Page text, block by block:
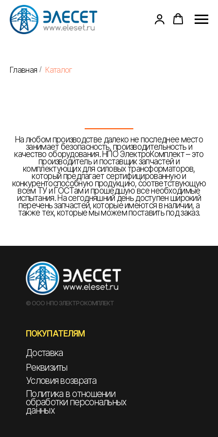
Главная / Каталог
На любом производстве далеко не последнее место
занимает безопасность, производительность и
качество оборудования. НПО ЭлектроКомплект – это
производитель и поставщик запчастей и
комплектующих для силовых трансформаторов,
который предлагает сертифицированную и
конкурентоспособную продукцию, соответствующую
всем ТУ и ГОСТам и прошедшую все необходимые
испытания. На сегодняшний день доступен широкий
перечень запчастей, которые имеются в наличии, а
также тех, которые мы можем поставить под заказ.
© ООО НПО ЭЛЕКТРОКОМПЛЕКТ
ПОКУПАТЕЛЯМ
Доставка
Реквизиты
Условия возврата
Политика в отношении
обработки персональных
данных